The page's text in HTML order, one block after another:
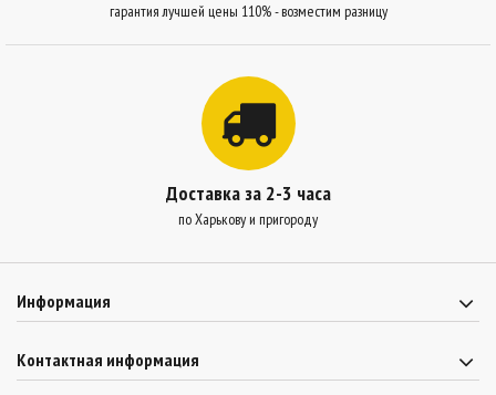
гарантия лучшей цены 110% - возместим разницу
Доставка за 2-3 часа
по Харькову и пригороду
Информация
Контактная информация